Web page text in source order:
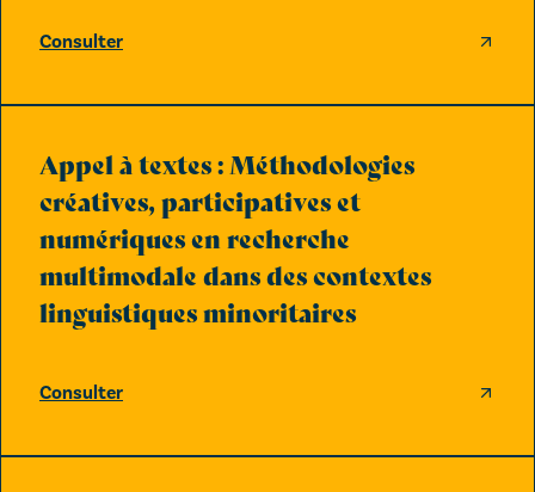
Consulter
Appel à textes : Méthodologies
créatives, participatives et
numériques en recherche
multimodale dans des contextes
linguistiques minoritaires
Consulter